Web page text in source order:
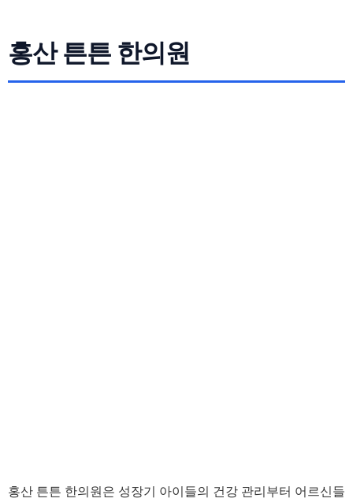
홍산 튼튼 한의원
홍산 튼튼 한의원은 성장기 아이들의 건강 관리부터 어르신들